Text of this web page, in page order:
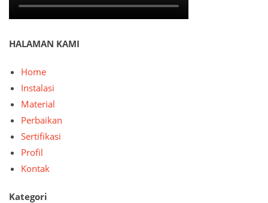
HALAMAN KAMI
Home
Instalasi
Material
Perbaikan
Sertifikasi
Profil
Kontak
Kategori